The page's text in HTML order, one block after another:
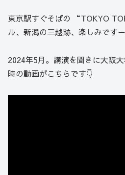
東京駅すぐそばの “TOKYO
ル、新潟の三越跡、楽しみです
2024年5月。講演を聞きに大阪
時の動画がこちらです👇